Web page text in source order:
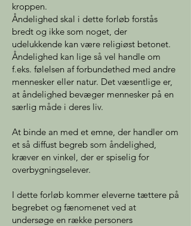
kroppen.
Åndelighed skal i dette forløb forstås
bredt og ikke som noget, der
udelukkende kan være religiøst betonet.
Åndelighed kan lige så vel handle om
f.eks. følelsen af forbundethed med andre
mennesker eller natur. Det væsentlige er,
at åndelighed bevæger mennesker på en
særlig måde i deres liv.
At binde an med et emne, der handler om
et så diffust begreb som åndelighed,
kræver en vinkel, der er spiselig for
overbygningselever.
I dette forløb kommer eleverne tættere på
begrebet og fænomenet ved at
undersøge en række personers